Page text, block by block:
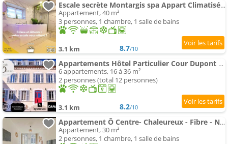
Escale secrète Montargis spa Appart Climatisé Parking gratuit
Appartement, 40 m²
3 personnes, 1 chambre, 1 salle de bains
3.1 km 8.7/10
Appartements Hôtel Particulier Cour Dupont - Résidence en Autonomie
6 appartements, 16 à 36 m²
2 personnes (total 12 personnes)
3.1 km 8.2/10
Appartement Ô Centre- Chaleureux - Fibre - Netflix
Appartement, 30 m²
2 personnes, 1 chambre, 1 salle de bains